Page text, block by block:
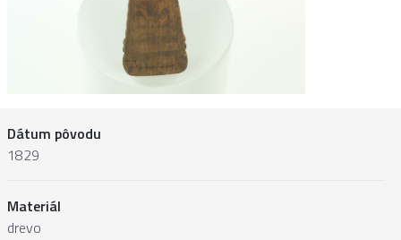
Dátum pôvodu
1829
Materiál
drevo